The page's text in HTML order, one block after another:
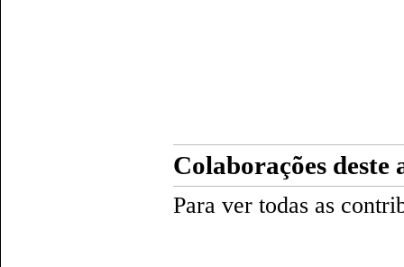
Colaborações deste
Para ver todas as